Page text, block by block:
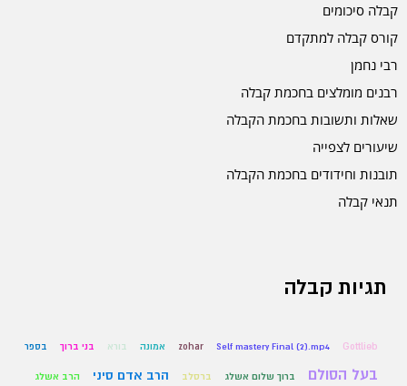
קבלה סיכומים
קורס קבלה למתקדם
רבי נחמן
רבנים מומלצים בחכמת קבלה
שאלות ותשובות בחכמת הקבלה
שיעורים לצפייה
תובנות וחידודים בחכמת הקבלה
תנאי קבלה
תגיות קבלה
Gottlieb
Self mastery Final (2).mp4
zohar אמונה בורא בני ברוך בספר
בעל הסולם ברוך שלום אשלג ברסלב הרב אדם סיני הרב אשלג